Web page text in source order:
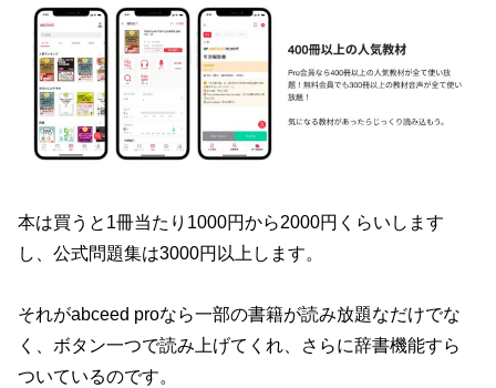
本は買うと1冊当たり1000円から2000円くらいします
し、公式問題集は3000円以上します。
それがabceed proなら一部の書籍が読み放題なだけでな
く、ボタン一つで読み上げてくれ、さらに辞書機能すら
ついているのです。